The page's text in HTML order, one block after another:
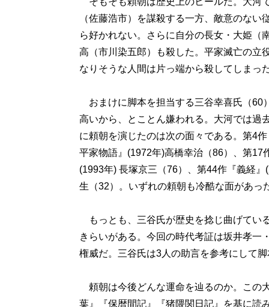
（佐藤浩市）を謀殺する一方、敵意のな
ら好かれない。さらに自分の長女・大姫（
高（市川染五郎）も殺した。平家滅亡の立
なりそうな人間は片っ端から殺してしまっ
おまけに脚本を担当する三谷幸喜氏（60
高いから、とことん嫌われる。大河では過
に頼朝を演じたのは次の面々である。第4
平家物語』(1972年)高橋幸治（86）、第17
(1993年) 長塚京三（76）、第44作『義経
生（32）。いずれの頼朝も冷酷な面があっ
もっとも、三谷氏が歴史を捻じ曲げてい
きらいがある。今回の時代考証は坂井孝一
権威だ。三谷氏は3人の助言を参考にして
頼朝は今後どんな運命を辿るのか。この
葉』『保暦間記』『猪隈関日記』を基に読